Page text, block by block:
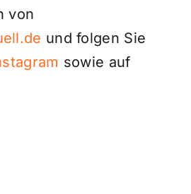
von
und folgen Sie
sowie auf